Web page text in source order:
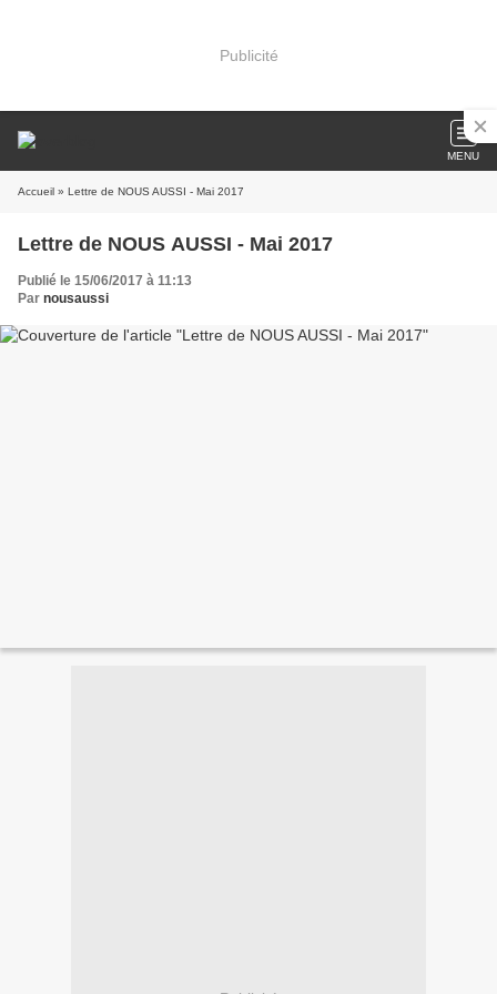
Publicité
MENU
Accueil » Lettre de NOUS AUSSI - Mai 2017
Lettre de NOUS AUSSI - Mai 2017
Publié le 15/06/2017 à 11:13
Par nousaussi